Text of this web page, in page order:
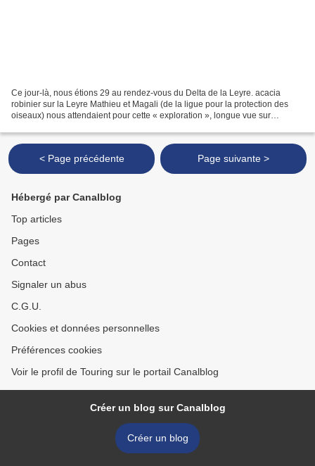
Ce jour-là, nous étions 29 au rendez-vous du Delta de la Leyre. acacia
robinier sur la Leyre Mathieu et Magali (de la ligue pour la protection des
oiseaux) nous attendaient pour cette « exploration », longue vue sur
< Page précédente Page suivante >
Hébergé par Canalblog
Top articles
Pages
Contact
Signaler un abus
C.G.U.
Cookies et données personnelles
Préférences cookies
Voir le profil de Touring sur le portail Canalblog
Créer un blog sur Canalblog
Créer un blog